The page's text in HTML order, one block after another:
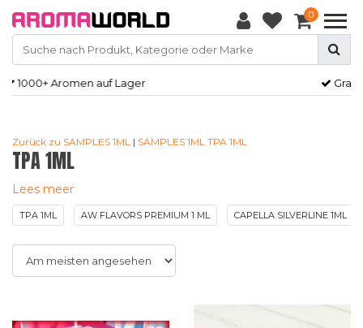
0
Gratisverzendkosten vanaf €50,-
Zurück zu SAMPLES 1ML | SAMPLES 1ML TPA 1ML
TPA 1ML
Lees meer
TPA 1ML AW FLAVORS PREMIUM 1 ML CAPELLA SILVERLINE 1ML